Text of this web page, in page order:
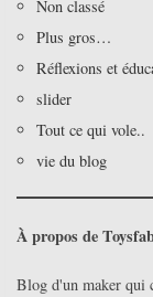
Non classé
Plus gros…
Réflexions et
slider
Tout ce qui vole..
vie du blog
À propos de
Blog d'un maker qui